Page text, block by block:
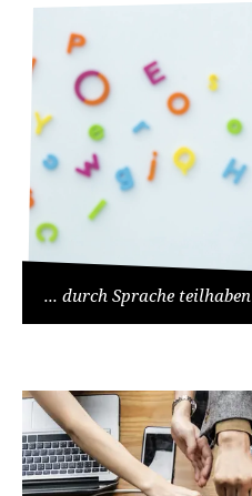
... durch Sprache teilhaben